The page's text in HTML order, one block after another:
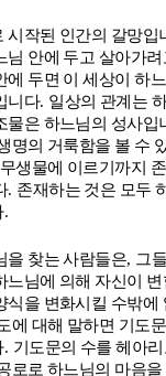
시작된 인간의 갈망입
님 안에 두고 살아가
에 두면 이 세상이 하
니다. 일상의 관계는
물은 하느님의 성사입
명의 거룩함을 볼 수
생물에 이르기까지
. 존재하는 것은 모두
.
을 찾는 사람들은, 그
느님에 의해 자신이
식을 변화시킬 수밖에
에 대해 말하면 기도
. 기도문의 수를 헤아
로로 하느님의 마음